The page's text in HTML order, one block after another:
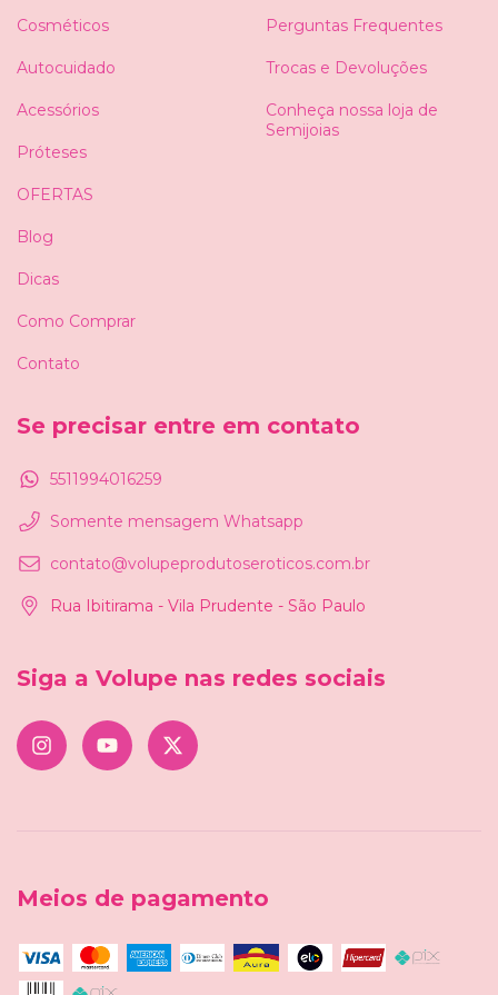
Cosméticos
Autocuidado
Acessórios
Próteses
OFERTAS
Blog
Dicas
Como Comprar
Contato
Perguntas Frequentes
Trocas e Devoluções
Conheça nossa loja de
Semijoias
Se precisar entre em contato
5511994016259
Somente mensagem Whatsapp
contato@volupeprodutoseroticos.com.br
Rua Ibitirama - Vila Prudente - São Paulo
Siga a Volupe nas redes sociais
Meios de pagamento